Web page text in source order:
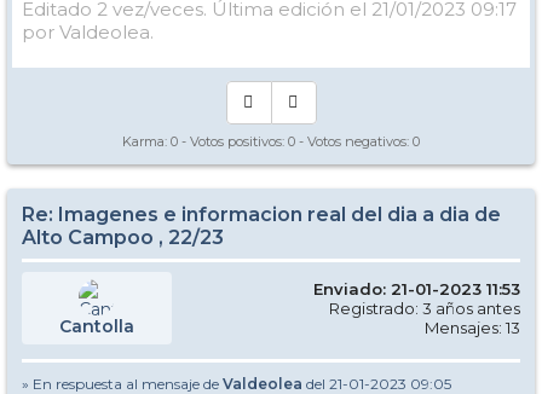
Editado 2 vez/veces. Última edición el 21/01/2023 09:17
por Valdeolea.
Karma: 0 - Votos positivos: 0 - Votos negativos: 0
Re: Imagenes e informacion real del dia a dia de
Alto Campoo , 22/23
Cantolla
Enviado: 21-01-2023 11:53
Registrado: 3 años antes
Mensajes: 13
» En respuesta al mensaje de Valdeolea del 21-01-2023 09:05